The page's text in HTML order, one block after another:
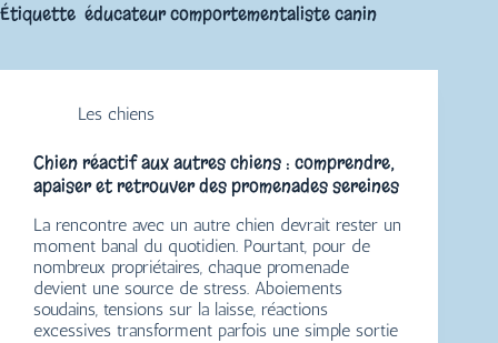
Étiquette éducateur comportementaliste canin
Les chiens
Chien réactif aux autres chiens : comprendre,
apaiser et retrouver des promenades sereines
La rencontre avec un autre chien devrait rester un
moment banal du quotidien. Pourtant, pour de
nombreux propriétaires, chaque promenade
devient une source de stress. Aboiements
soudains, tensions sur la laisse, réactions
excessives transforment parfois une simple sortie